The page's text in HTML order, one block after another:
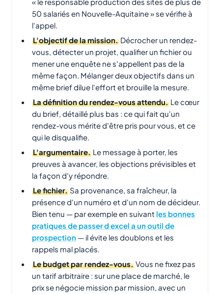
« le responsable production des sites de plus de
50 salariés en Nouvelle-Aquitaine » se vérifie à
l'appel.
L'objectif de la mission. Décrocher un rendez-
vous, détecter un projet, qualifier un fichier ou
mener une enquête ne s'appellent pas de la
même façon. Mélanger deux objectifs dans un
même brief dilue l'effort et brouille la mesure.
La définition du rendez-vous attendu. Le cœur
du brief, détaillé plus bas : ce qui fait qu'un
rendez-vous mérite d'être pris pour vous, et ce
qui le disqualifie.
L'argumentaire. Le message à porter, les
preuves à avancer, les objections prévisibles et
la façon d'y répondre.
Le fichier. Sa provenance, sa fraîcheur, la
présence d'un numéro et d'un nom de décideur.
Bien tenu — par exemple en suivant les bonnes
pratiques de passer d excel a un outil de
prospection — il évite les doublons et les
rappels mal placés.
Le budget par rendez-vous. Vous ne fixez pas
un tarif arbitraire : sur une place de marché, le
prix se négocie mission par mission, avec un